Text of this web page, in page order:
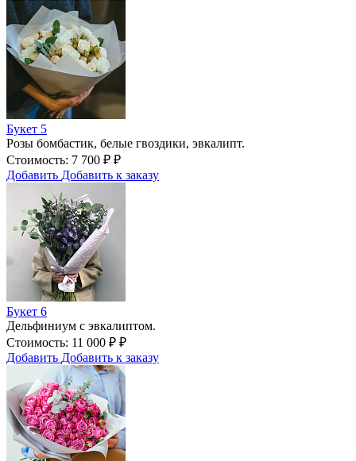
Букет 5
Розы бомбастик, белые гвоздики, эвкалипт.
Стоимость: 7 700 ₽ ₽
Добавить Добавить к заказу
Букет 6
Дельфиниум с эвкалиптом.
Стоимость: 11 000 ₽ ₽
Добавить Добавить к заказу